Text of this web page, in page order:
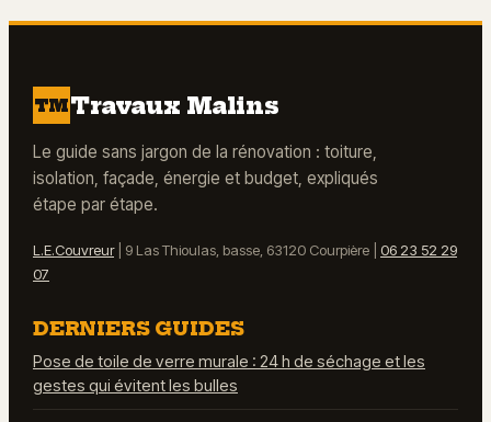
design moderne,
renforcée
d’enduit et 3
définitivement les
infiltrations
TMTravaux Malins
Le guide sans jargon de la rénovation : toiture,
isolation, façade, énergie et budget, expliqués
étape par étape.
L.E.Couvreur| 9 Las Thioulas, basse, 63120 Courpière
06 23 52 29
07
DERNIERS GUIDES
Pose de toile de verre murale : 24 h de séchage et les
gestes qui évitent les bulles